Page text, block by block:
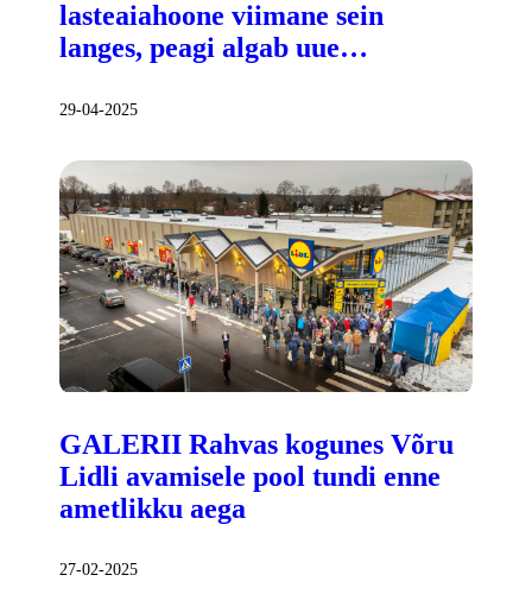
lasteaiahoone viimane sein
langes, peagi algab uue…
29-04-2025
GALERII Rahvas kogunes Võru
Lidli avamisele pool tundi enne
ametlikku aega
27-02-2025